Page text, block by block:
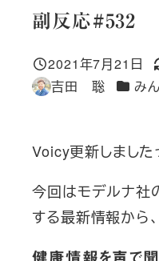
副反応#532
投稿日
2021年7月21日
著
吉田 聡 カテゴ
み
Voicy更新しました
今回はモデルナ社
する最新情報から
健康情報を声で聞